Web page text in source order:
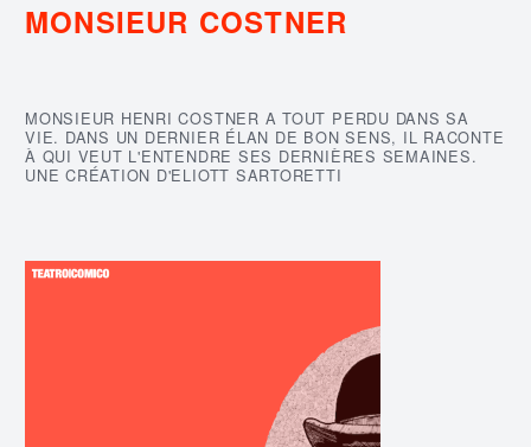
MONSIEUR COSTNER
MONSIEUR HENRI COSTNER A TOUT PERDU DANS SA
VIE. DANS UN DERNIER ÉLAN DE BON SENS, IL RACONTE
À QUI VEUT L'ENTENDRE SES DERNIÈRES SEMAINES.
UNE CRÉATION D'ELIOTT SARTORETTI